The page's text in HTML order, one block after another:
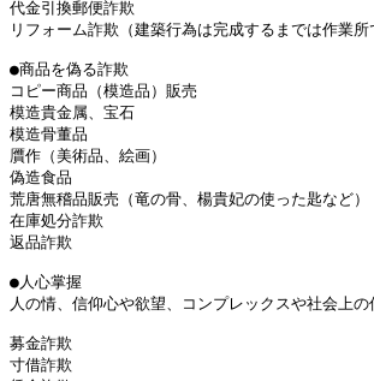
代金引換郵便詐欺
リフォーム詐欺（建築行為は完成するまでは作業
●商品を偽る詐欺
コピー商品（模造品）販売
模造貴金属、宝石
模造骨董品
贋作（美術品、絵画）
偽造食品
荒唐無稽品販売（竜の骨、楊貴妃の使った匙など）
在庫処分詐欺
返品詐欺
●人心掌握
人の情、信仰心や欲望、コンプレックスや社会上の
募金詐欺
寸借詐欺